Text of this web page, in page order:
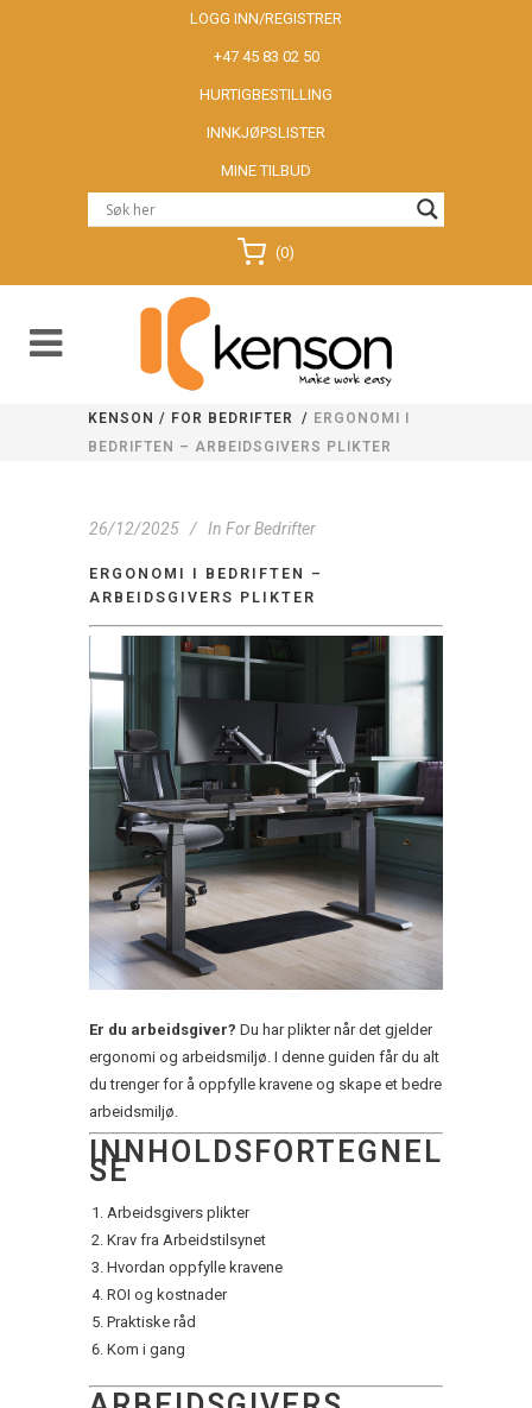
LOGG INN/REGISTRER
+47 45 83 02 50
HURTIGBESTILLING
INNKJØPSLISTER
MINE TILBUD
(0)
KENSON / FOR BEDRIFTER / ERGONOMI I
BEDRIFTEN – ARBEIDSGIVERS PLIKTER
26/12/2025 In For Bedrifter
ERGONOMI I BEDRIFTEN –
ARBEIDSGIVERS PLIKTER
Er du arbeidsgiver? Du har plikter når det gjelder
ergonomi og arbeidsmiljø. I denne guiden får du alt
du trenger for å oppfylle kravene og skape et bedre
arbeidsmiljø.
INNHOLDSFORTEGNEL
SE
Arbeidsgivers plikter
Krav fra Arbeidstilsynet
Hvordan oppfylle kravene
ROI og kostnader
Praktiske råd
Kom i gang